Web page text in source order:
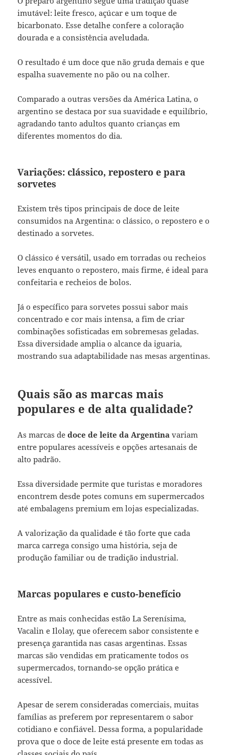
imutável: leite fresco, açúcar e um toque de
bicarbonato. Esse detalhe confere a coloração
dourada e a consistência aveludada.
O resultado é um doce que não gruda demais e que
espalha suavemente no pão ou na colher.
Comparado a outras versões da América Latina, o
argentino se destaca por sua suavidade e equilíbrio,
agradando tanto adultos quanto crianças em
diferentes momentos do dia.
Variações: clássico, repostero e para
sorvetes
Existem três tipos principais de doce de leite
consumidos na Argentina: o clássico, o repostero e o
destinado a sorvetes.
O clássico é versátil, usado em torradas ou recheios
leves enquanto o repostero, mais firme, é ideal para
confeitaria e recheios de bolos.
Já o específico para sorvetes possui sabor mais
concentrado e cor mais intensa, a fim de criar
combinações sofisticadas em sobremesas geladas.
Essa diversidade amplia o alcance da iguaria,
mostrando sua adaptabilidade nas mesas argentinas.
Quais são as marcas mais
populares e de alta qualidade?
As marcas dedoce de leite da Argentina variam
entre populares acessíveis e opções artesanais de
alto padrão.
Essa diversidade permite que turistas e moradores
encontrem desde potes comuns em supermercados
até embalagens premium em lojas especializadas.
A valorização da qualidade é tão forte que cada
marca carrega consigo uma história, seja de
produção familiar ou de tradição industrial.
Marcas populares e custo-benefício
Entre as mais conhecidas estão La Serenísima,
Vacalin e Ilolay, que oferecem sabor consistente e
presença garantida nas casas argentinas. Essas
marcas são vendidas em praticamente todos os
supermercados, tornando-se opção prática e
acessível.
Apesar de serem consideradas comerciais, muitas
famílias as preferem por representarem o sabor
cotidiano e confiável. Dessa forma, a popularidade
prova que o doce de leite está presente em todas as